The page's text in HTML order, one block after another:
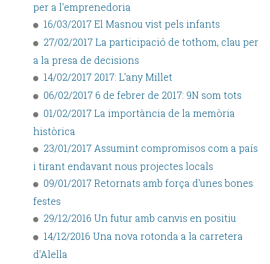
per a l'emprenedoria
16/03/2017 El Masnou vist pels infants
27/02/2017 La participació de tothom, clau per
a la presa de decisions
14/02/2017 2017: L'any Millet
06/02/2017 6 de febrer de 2017: 9N som tots
01/02/2017 La importància de la memòria
històrica
23/01/2017 Assumint compromisos com a país
i tirant endavant nous projectes locals
09/01/2017 Retornats amb força d'unes bones
festes
29/12/2016 Un futur amb canvis en positiu
14/12/2016 Una nova rotonda a la carretera
d'Alella